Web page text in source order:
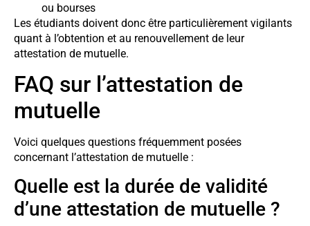
ou bourses
Les étudiants doivent donc être particulièrement vigilants
quant à l’obtention et au renouvellement de leur
attestation de mutuelle.
FAQ sur l’attestation de
mutuelle
Voici quelques questions fréquemment posées
concernant l’attestation de mutuelle :
Quelle est la durée de validité
d’une attestation de mutuelle ?